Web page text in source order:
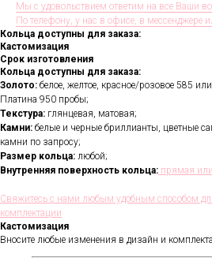
Мы с удовольствием ответим на все Ваши
По телефону, у нас в офисе, в мессенджере
Кольца доступны для заказа:
Кастомизация
Срок изготовления
Кольца доступны для заказа:
Золото: белое, желтое, красное/розовое 585
Платина 950 пробы;
Текстура: глянцевая, матовая;
Камни: белые и черные бриллианты, цветные
камни по запросу;
Размер кольца: любой;
Внутренняя поверхность кольца: прямая
Свяжитесь с нами любым удобным способом
комплектации
Кастомизация
Вносите любые изменения в дизайн и